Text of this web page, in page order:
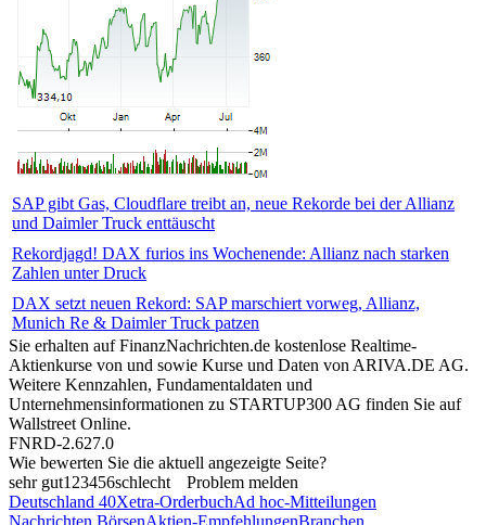
SAP gibt Gas, Cloudflare treibt an, neue Rekorde bei der Allianz
und Daimler Truck enttäuscht
Rekordjagd! DAX furios ins Wochenende: Allianz nach starken
Zahlen unter Druck
DAX setzt neuen Rekord: SAP marschiert vorweg, Allianz,
Munich Re & Daimler Truck patzen
Sie erhalten auf FinanzNachrichten.de kostenlose Realtime-
Aktienkurse von und sowie Kurse und Daten von ARIVA.DE AG.
Weitere Kennzahlen, Fundamentaldaten und
Unternehmensinformationen zu STARTUP300 AG finden Sie auf
Wallstreet Online.
FNRD-2.627.0
Wie bewerten Sie die aktuell angezeigte Seite?
sehr gut1 23456schlecht
Problem melden
Deutschland 40Xetra-OrderbuchAd hoc-Mitteilungen
Nachrichten BörsenAktien-EmpfehlungenBranchen